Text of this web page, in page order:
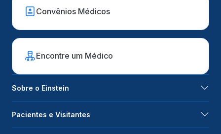
Convênios Médicos
Encontre um Médico
Sobre o Einstein
Pacientes e Visitantes